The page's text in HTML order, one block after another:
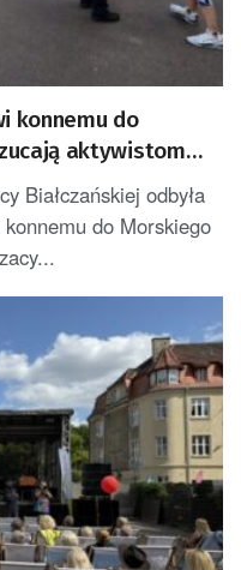
konnemu do
aktywistom
Białczańskiej odbyła
do Morskiego